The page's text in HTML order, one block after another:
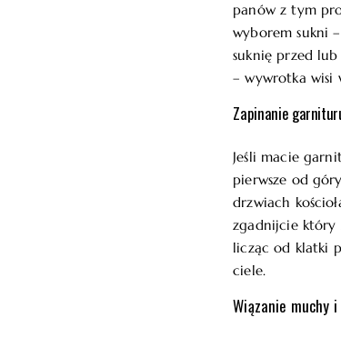
panów z tym
wyborem sukni
suknię przed
– wywrotka wisi
Zapinanie
Jeśli macie
pierwsze od
drzwiach
zgadnijcie który
licząc od klatki
ciele.
Wiązanie muchy